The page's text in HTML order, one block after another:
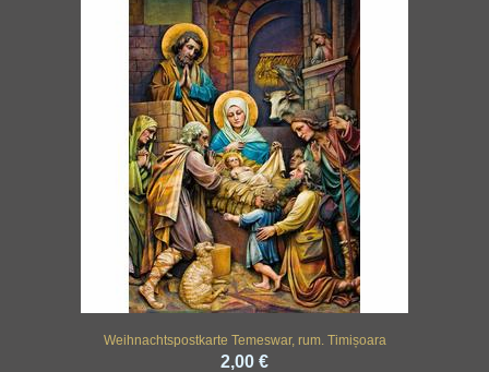
Weihnachtspostkarte Temeswar, rum. Timișoara
2,00 €